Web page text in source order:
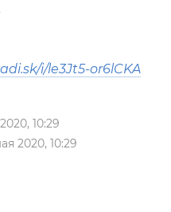
i/le3Jt5-or6lCKA
10:29
2020, 10:29